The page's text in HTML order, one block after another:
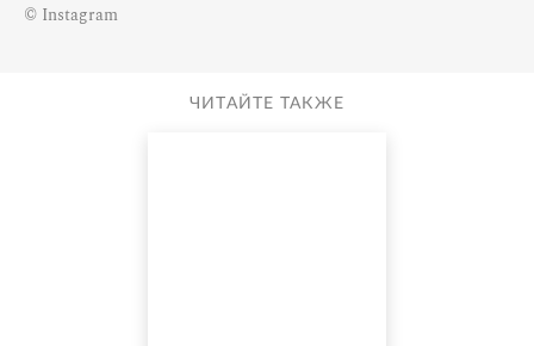
© Instagram
ЧИТАЙТЕ ТАКЖЕ